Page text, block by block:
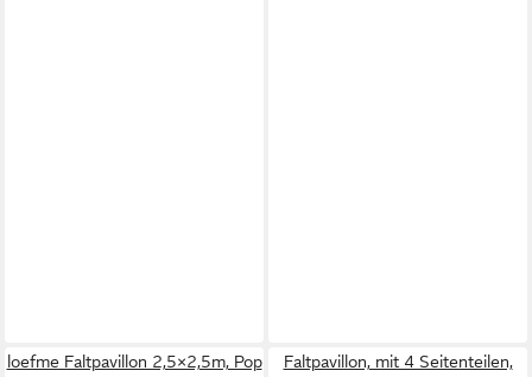
loefme Faltpavillon 2,5×2,5m, Pop Faltpavillon, mit 4 Seitenteilen,